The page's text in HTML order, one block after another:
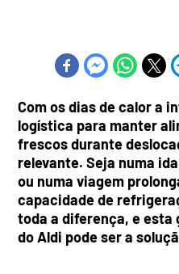
Com os dias de calor a
logística para manter
frescos durante
relevante. Seja numa
ou numa viagem
capacidade de
toda a diferença, e
do Aldi pode ser a